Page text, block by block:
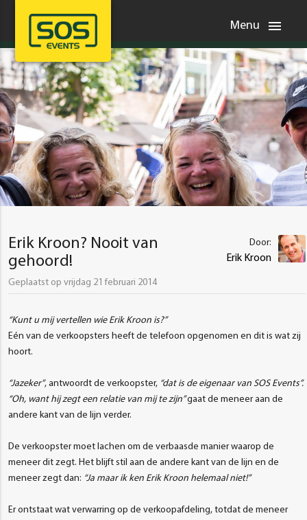
Menu menu
Door:
Erik Kroon
Erik Kroon? Nooit van
gehoord!
Geplaatst op vrijdag 21 februari 2014
“Kunt u mij vertellen wie Erik Kroon is?”
Eén van de verkoopsters heeft de telefoon opgenomen en dit is wat zij
hoort.
“Jazeker”, antwoordt de verkoopster, “dat is de eigenaar van SOS Events”.
“Oh, want hij zegt een relatie van mij te zijn”gaat de meneer aan de
andere kant van de lijn verder.
De verkoopster moet lachen om de verbaasde manier waarop de
meneer dit zegt. Het blijft stil aan de andere kant van de lijn en de
meneer zegt dan: “Ja maar ik ken Erik Kroon helemaal niet!”
Er ontstaat wat verwarring op de verkoopafdeling, totdat de meneer